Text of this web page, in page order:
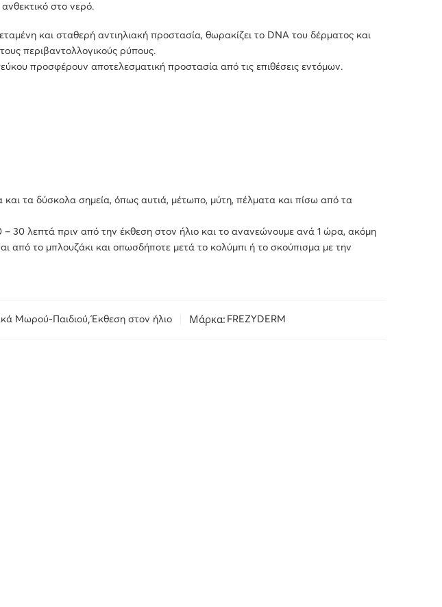
στο νερό.
και σταθερή αντιηλιακή προστασία, θωρακίζει το DNA του δέρματος και
περιβαντολλογικούς ρύπους.
προσφέρουν αποτελεσματική προστασία από τις επιθέσεις εντόμων.
τα δύσκολα σημεία, όπως αυτιά, μέτωπο, μύτη, πέλματα και πίσω από τα
30 λεπτά πριν από την έκθεση στον ήλιο και το ανανεώνουμε ανά 1 ώρα, ακόμη
από το μπλουζάκι και οπωσδήποτε μετά το κολύμπι ή το σκούπισμα με την
Μωρού-Παιδιού, Έκθεση στον ήλιο Μάρκα: FREZYDERM